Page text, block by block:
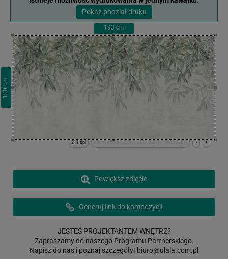
Pokaż podział druku
193 cm
100
cm
+
-
x:0cm y:0cm | (0,0) (15983,8281) (15983,8281)
211 dpi
Powiększ zdjęcie
Generuj link do kompozycji
JESTEŚ PROJEKTANTEM WNĘTRZ?
Zapraszamy do naszego Programu Partnerskiego.
Napisz do nas i poznaj szczegóły! biuro@ulala.com.pl